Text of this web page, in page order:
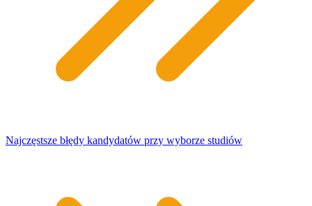
Najczęstsze błędy kandydatów przy wyborze studiów